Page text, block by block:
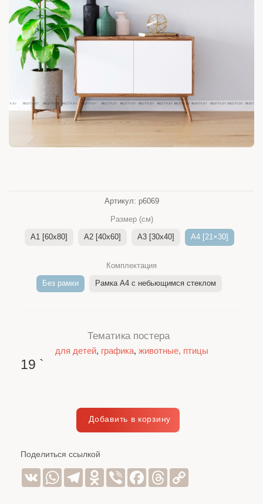
Артикул: p6069
Размер (см)
A1 [60x80]
A2 [40x60] A3 [30x40] A4 [21×30]
Комплектация
Без рамки
Рамка A4 c небьющимся стеклом
Тематика постера
для детей, графика, животные, птицы
19 `
Поделиться ссылкой
VK WhatsAppTelegramOdnoklassniki
Viber Facebook
Threads